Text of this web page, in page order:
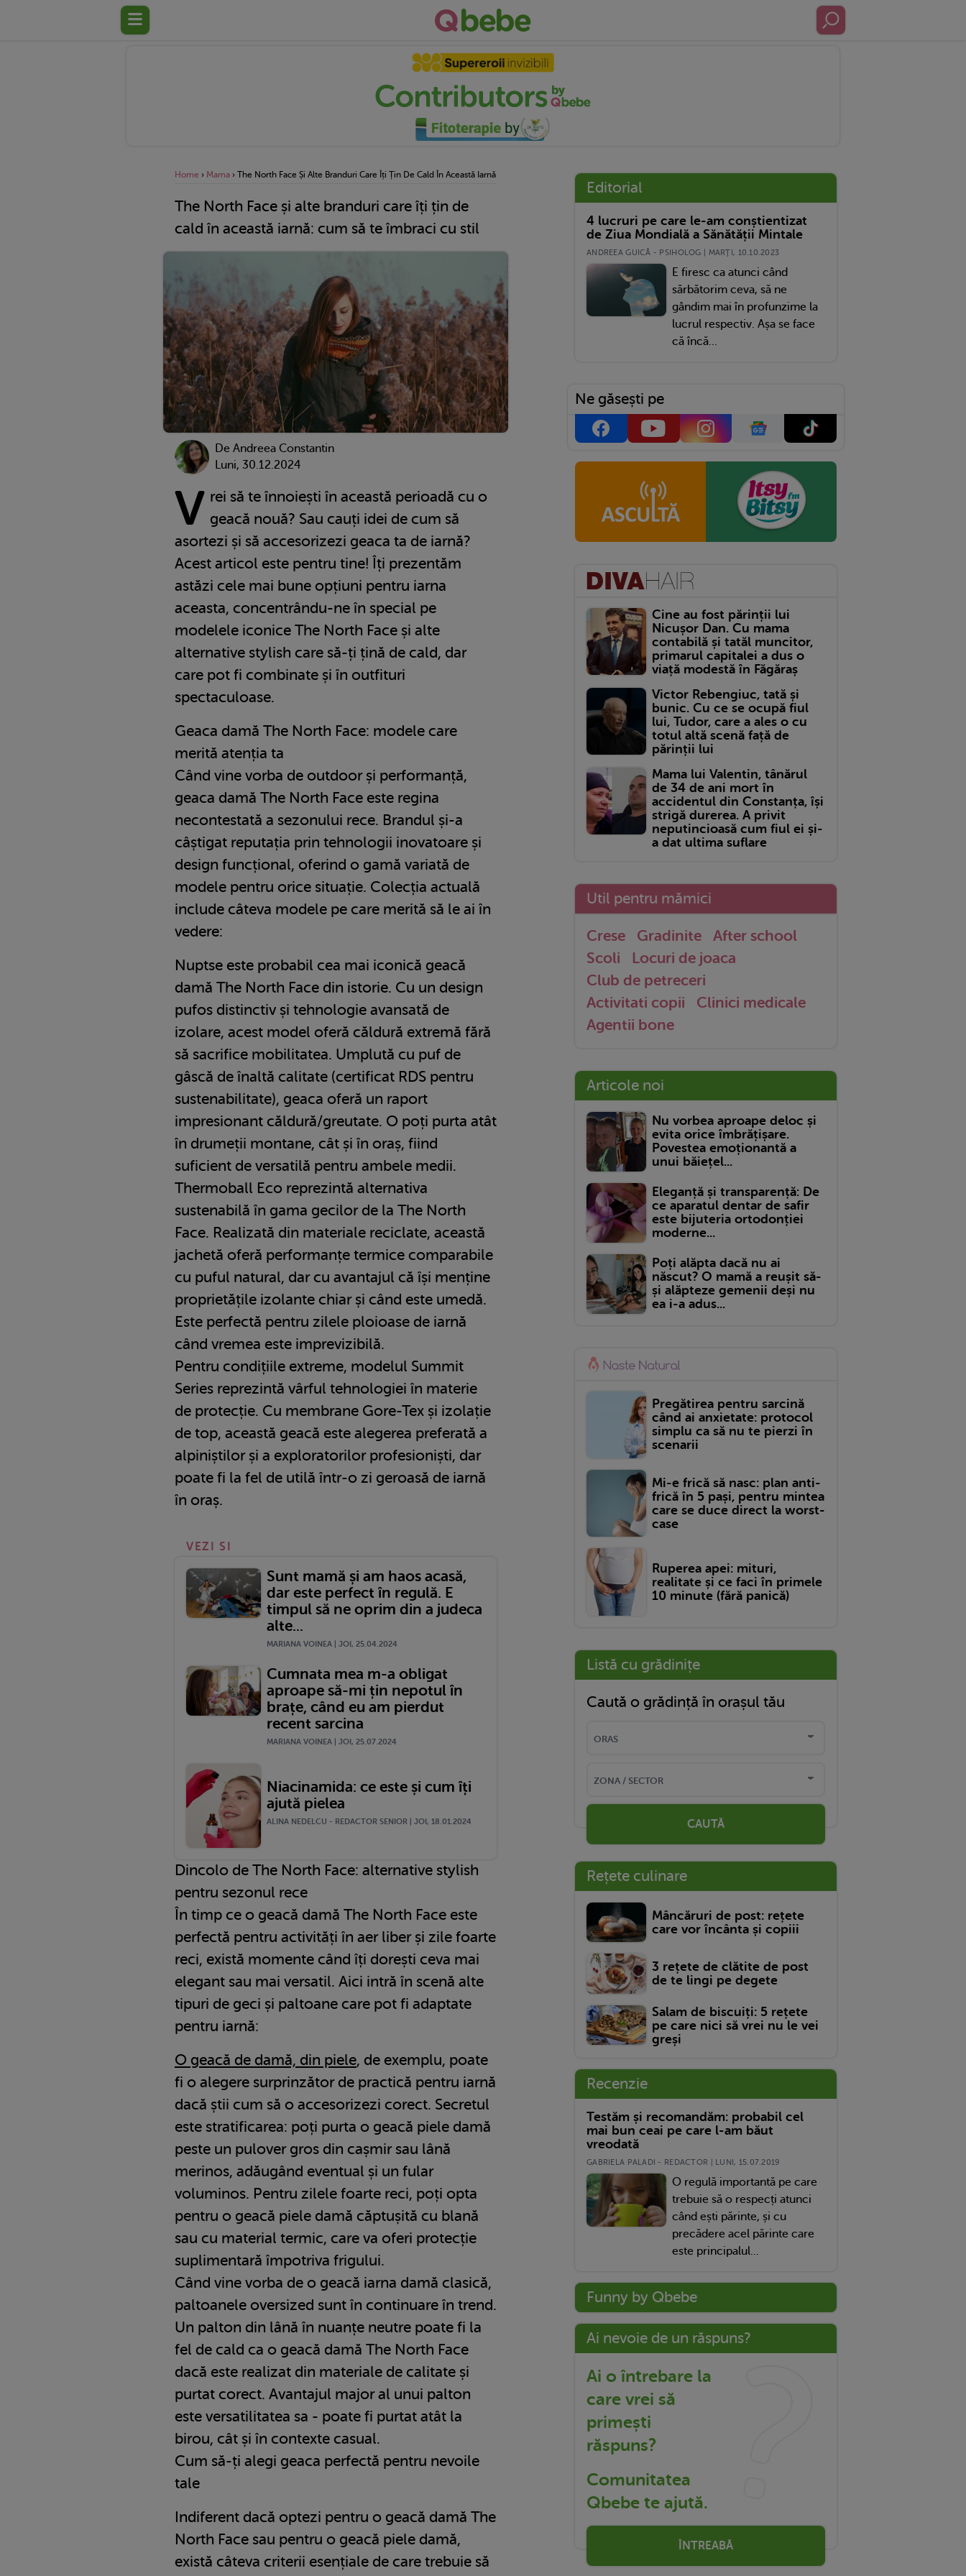
Home › Mama › The North Face Și Alte Branduri Care Îți Țin De Cald În Această Iarnă: Cum Să Te Îmbraci Cu Stil
The North Face și alte branduri care îți țin de
cald în această iarnă: cum să te îmbraci cu stil
De Andreea Constantin
Luni, 30.12.2024
V rei să te înnoiești în această perioadă cu o
geacă nouă? Sau cauți idei de cum să
asortezi și să accesorizezi geaca ta de iarnă?
Acest articol este pentru tine! Îți prezentăm
astăzi cele mai bune opțiuni pentru iarna
aceasta, concentrându-ne în special pe
modelele iconice The North Face și alte
alternative stylish care să-ți țină de cald, dar
care pot fi combinate și în outfituri
spectaculoase.
Geaca damă The North Face: modele care
merită atenția ta
Când vine vorba de outdoor și performanță,
geaca damă The North Face este regina
necontestată a sezonului rece. Brandul și-a
câștigat reputația prin tehnologii inovatoare și
design funcțional, oferind o gamă variată de
modele pentru orice situație. Colecția actuală
include câteva modele pe care merită să le ai în
vedere:
Nuptse este probabil cea mai iconică geacă
damă The North Face din istorie. Cu un design
pufos distinctiv și tehnologie avansată de
izolare, acest model oferă căldură extremă fără
să sacrifice mobilitatea. Umplută cu puf de
gâscă de înaltă calitate (certificat RDS pentru
sustenabilitate), geaca oferă un raport
impresionant căldură/greutate. O poți purta atât
în drumeții montane, cât și în oraș, fiind
suficient de versatilă pentru ambele medii.
Thermoball Eco reprezintă alternativa
sustenabilă în gama gecilor de la The North
Face. Realizată din materiale reciclate, această
jachetă oferă performanțe termice comparabile
cu puful natural, dar cu avantajul că își menține
proprietățile izolante chiar și când este umedă.
Este perfectă pentru zilele ploioase de iarnă
când vremea este imprevizibilă.
Pentru condițiile extreme, modelul Summit
Series reprezintă vârful tehnologiei în materie
de protecție. Cu membrane Gore-Tex și izolație
de top, această geacă este alegerea preferată a
alpiniștilor și a exploratorilor profesioniști, dar
poate fi la fel de utilă într-o zi geroasă de iarnă
în oraș.
VEZI SI
Sunt mamă și am haos acasă,
dar este perfect în regulă. E
timpul să ne oprim din a judeca
alte...
MARIANA VOINEA | JOI, 25.04.2024
Cumnata mea m-a obligat
aproape să-mi țin nepotul în
brațe, când eu am pierdut
recent sarcina
MARIANA VOINEA | JOI, 25.07.2024
Niacinamida: ce este și cum îți
ajută pielea
ALINA NEDELCU - REDACTOR SENIOR | JOI, 18.01.2024
Dincolo de The North Face: alternative stylish
pentru sezonul rece
În timp ce o geacă damă The North Face este
perfectă pentru activități în aer liber și zile foarte
reci, există momente când îți dorești ceva mai
elegant sau mai versatil. Aici intră în scenă alte
tipuri de geci și paltoane care pot fi adaptate
pentru iarnă:
O geacă de damă, din piele, de exemplu, poate
fi o alegere surprinzător de practică pentru iarnă
dacă știi cum să o accesorizezi corect. Secretul
este stratificarea: poți purta o geacă piele damă
peste un pulover gros din cașmir sau lână
merinos, adăugând eventual și un fular
voluminos. Pentru zilele foarte reci, poți opta
pentru o geacă piele damă căptușită cu blană
sau cu material termic, care va oferi protecție
suplimentară împotriva frigului.
Când vine vorba de o geacă iarna damă clasică,
paltoanele oversized sunt în continuare în trend.
Un palton din lână în nuanțe neutre poate fi la
fel de cald ca o geacă damă The North Face
dacă este realizat din materiale de calitate și
purtat corect. Avantajul major al unui palton
este versatilitatea sa - poate fi purtat atât la
birou, cât și în contexte casual.
Cum să-ți alegi geaca perfectă pentru nevoile
tale
Indiferent dacă optezi pentru o geacă damă The
North Face sau pentru o geacă piele damă,
există câteva criterii esențiale de care trebuie să
Editorial
4 lucruri pe care le-am conștientizat
de Ziua Mondială a Sănătății Mintale
ANDREEA GUICĂ - PSIHOLOG | MARŢI, 10.10.2023
E firesc ca atunci când
sărbătorim ceva, să ne
gândim mai în profunzime la
lucrul respectiv. Așa se face
că încă...
Ne găsești pe
Cine au fost părinții lui
Nicușor Dan. Cu mama
contabilă și tatăl muncitor,
primarul capitalei a dus o
viață modestă în Făgăraș
Victor Rebengiuc, tată și
bunic. Cu ce se ocupă fiul
lui, Tudor, care a ales o cu
totul altă scenă față de
părinții lui
Mama lui Valentin, tânărul
de 34 de ani mort în
accidentul din Constanța, își
strigă durerea. A privit
neputincioasă cum fiul ei și-
a dat ultima suflare
Util pentru mămici
Crese Gradinite
After school
Scoli
Locuri de joaca
Club de petreceri
Activitati copii
Clinici medicale
Agentii bone
Articole noi
Nu vorbea aproape deloc și
evita orice îmbrățișare.
Povestea emoționantă a
unui băiețel...
Eleganță și transparență: De
ce aparatul dentar de safir
este bijuteria ortodonției
moderne...
Poți alăpta dacă nu ai
născut? O mamă a reușit să-
și alăpteze gemenii deși nu
ea i-a adus...
Pregătirea pentru sarcină
când ai anxietate: protocol
simplu ca să nu te pierzi în
scenarii
Mi-e frică să nasc: plan anti-
frică în 5 pași, pentru mintea
care se duce direct la worst-
case
Ruperea apei: mituri,
realitate și ce faci în primele
10 minute (fără panică)
Listă cu grădinițe
Caută o grădință în orașul tău
CAUTĂ
Rețete culinare
Mâncăruri de post: rețete
care vor încânta și copiii
3 rețete de clătite de post
de te lingi pe degete
Salam de biscuiți: 5 rețete
pe care nici să vrei nu le vei
greși
Recenzie
Testăm și recomandăm: probabil cel
mai bun ceai pe care l-am băut
vreodată
GABRIELA PALADI - REDACTOR | LUNI, 15.07.2019
O regulă importantă pe care
trebuie să o respecți atunci
când ești părinte, și cu
precădere acel părinte care
este principalul...
Funny by Qbebe
Ai nevoie de un răspuns?
Ai o întrebare la
care vrei să
primești
răspuns?
Comunitatea
Qbebe te ajută.
ÎNTREABĂ